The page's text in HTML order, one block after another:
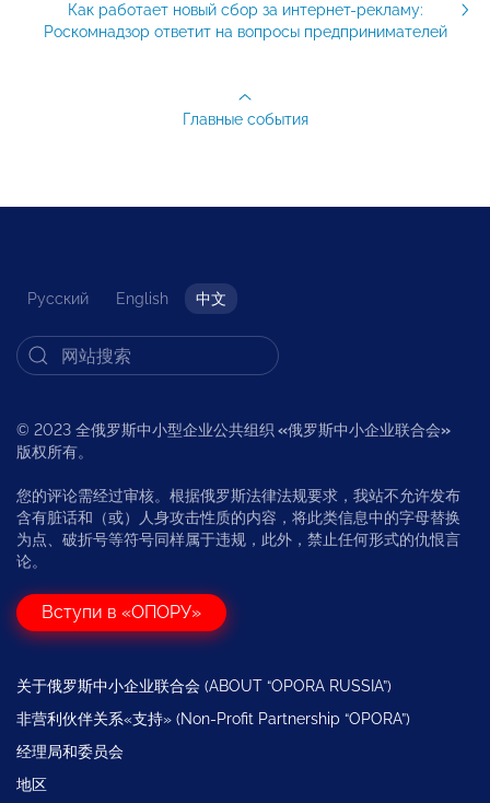
Как работает новый сбор за интернет-рекламу:
Роскомнадзор ответит на вопросы предпринимателей
Главные события
Русский English 中文
© 2023 全俄罗斯中小型企业公共组织 «俄罗斯中小企业联合会»
版权所有。
您的评论需经过审核。根据俄罗斯法律法规要求，我站不允许发布
含有脏话和（或）人身攻击性质的内容，将此类信息中的字母替换
为点、破折号等符号同样属于违规，此外，禁止任何形式的仇恨言
论。
Вступи в «ОПОРУ»
关于俄罗斯中小企业联合会 (ABOUT “OPORA RUSSIA”)
非营利伙伴关系«支持» (Non-Profit Partnership “OPORA”)
经理局和委员会
地区